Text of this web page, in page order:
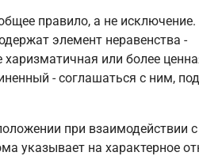
правило, а не
элемент неравенства -
или более
- соглашаться с ним,
при взаимодействии
указывает на характерное